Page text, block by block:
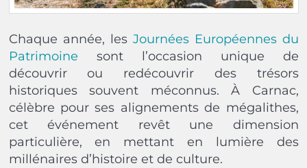
Chaque année, les Journées Européennes du
Patrimoine sont l’occasion unique de
découvrir ou redécouvrir des trésors
historiques souvent méconnus. À Carnac,
célèbre pour ses alignements de mégalithes,
cet événement revêt une dimension
particulière, en mettant en lumière des
millénaires d’histoire et de culture.